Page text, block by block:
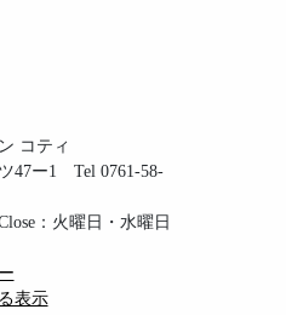
コティ
47ー1 Tel 0761-58-
：火曜日・水曜日
表示